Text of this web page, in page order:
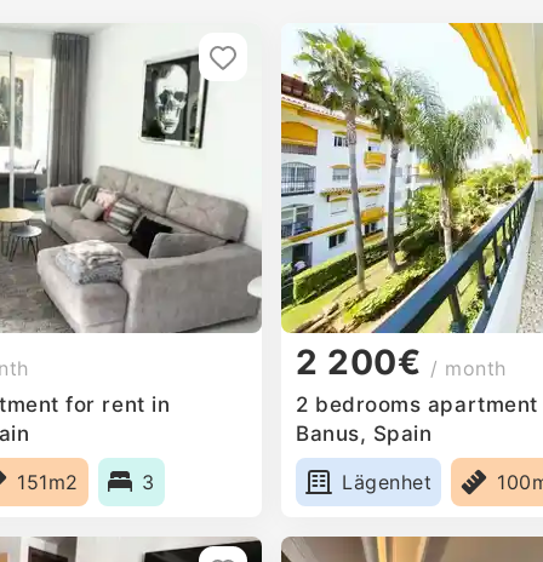
for rent in
151m2
3
2 200€ / month
2 bedrooms
Banus, Spain
Lägenhet